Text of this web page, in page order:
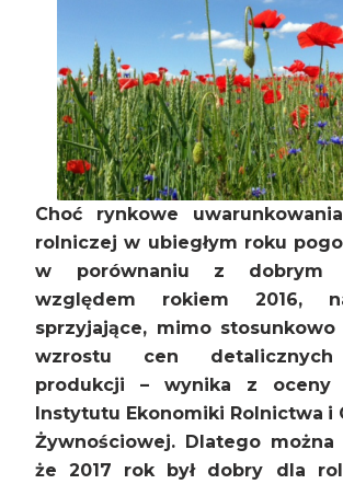
Choć rynkowe
rolniczej w ubiegłym roku
w porównaniu z dobrym
względem rokiem 2016,
sprzyjające, mimo
wzrostu cen
produkcji – wynika z oceny
Instytutu Ekonomiki Rolnictwa i
Żywnościowej. Dlatego można
że
2017 rok był dobry dla